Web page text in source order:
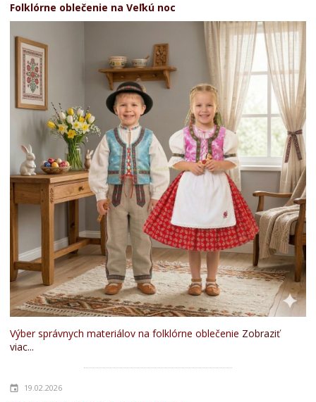
Folklórne oblečenie na Veľkú noc
Výber správnych materiálov na folklórne oblečenie Zobraziť
viac...
19.02.2026